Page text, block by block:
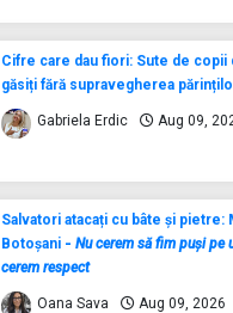
Cifre care dau fiori: Sute de copii
găsiți fără supravegherea
Gabriela Erdic Aug 09,
Salvatori atacați cu bâte și pietre:
Botoșani - Nu cerem să fim puși pe
cerem respect
Oana Sava Aug 09, 2026